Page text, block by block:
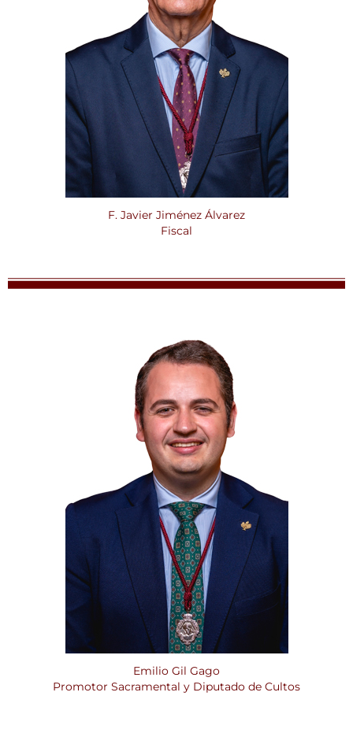
F. Javier Jiménez Álvarez
Fiscal
Emilio Gil Gago
Promotor Sacramental y Diputado de Cultos